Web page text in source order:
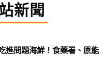
新聞
進問題海鮮！食藥署、原能